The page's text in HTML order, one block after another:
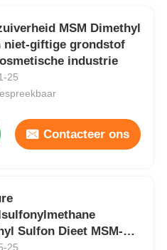
MSM Dimethyl
niet-giftige grondstof
industrie
25
Contacteer ons
Sulfon Dieet MSM-
voor gewrichten
25